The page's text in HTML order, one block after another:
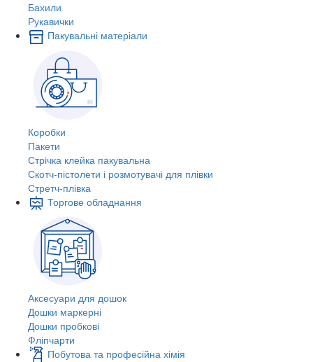
Бахили
Рукавички
Пакувальні матеріали
Коробки
Пакети
Стрічка клейка пакувальна
Скотч-пістолети і розмотувачі для плівки
Стретч-плівка
Торгове обладнання
Аксесуари для дошок
Дошки маркерні
Дошки пробкові
Фліпчарти
Побутова та професійна хімія